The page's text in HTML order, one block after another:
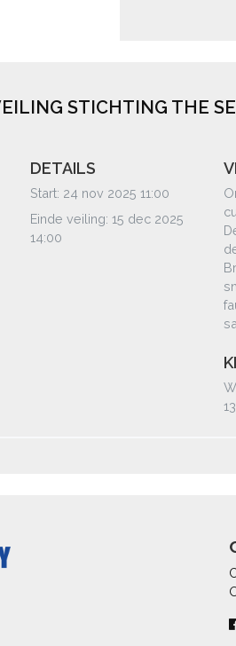
STICHTING THE
DETAILS
Start: 24 nov 2025 11:00
Einde veiling: 15 dec 2025
14:00